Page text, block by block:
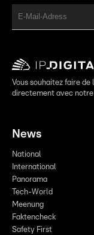
Vous souhaitez faire
directement avec
News
National
International
Panorama
Tech-World
Meenung
Faktencheck
Safety First